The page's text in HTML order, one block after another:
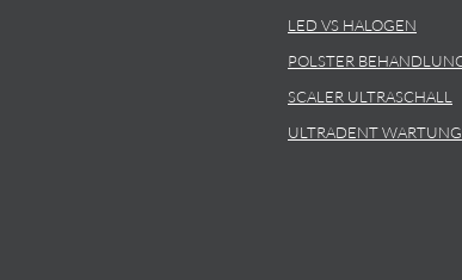
LED VS HALOGEN
POLSTER
SCALER ULTRASCHALL
ULTRADENT WARTUNG